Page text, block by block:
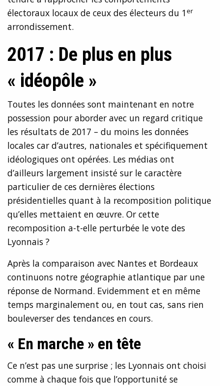
électoraux locaux de ceux des électeurs du 1er
arrondissement.
2017 : De plus en plus
« idéopôle »
Toutes les données sont maintenant en notre
possession pour aborder avec un regard critique
les résultats de 2017 – du moins les données
locales car d’autres, nationales et spécifiquement
idéologiques ont opérées. Les médias ont
d’ailleurs largement insisté sur le caractère
particulier de ces dernières élections
présidentielles quant à la recomposition politique
qu’elles mettaient en œuvre. Or cette
recomposition a-t-elle perturbée le vote des
Lyonnais ?
Après la comparaison avec Nantes et Bordeaux
continuons notre géographie atlantique par une
réponse de Normand. Evidemment et en même
temps marginalement ou, en tout cas, sans rien
bouleverser des tendances en cours.
« En marche » en tête
Ce n’est pas une surprise ; les Lyonnais ont choisi
comme à chaque fois que l’opportunité se